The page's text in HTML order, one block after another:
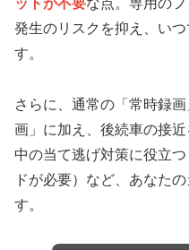
ットが不要な点。専用の
発生のリスクを抑え、い
す。
さらに、通常の「常時録
画」に加え、後続車の接
中の当て逃げ対策に役立
ドが必要）など、あなた
す。